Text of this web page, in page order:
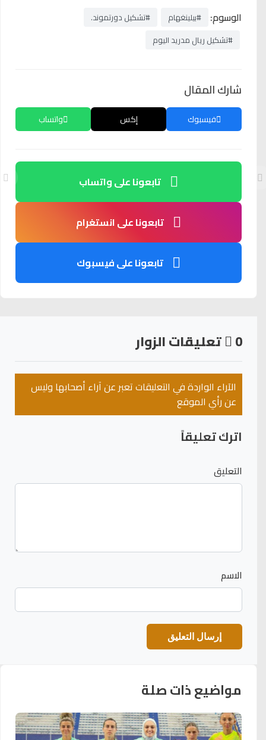
الوسوم: #بيلينغهام
#تشكيل دورتموند.
#تشكيل ريال مدريد اليوم
شارك المقال
فيسبوك إكس واتساب
تابعونا على واتساب
تابعونا على انستغرام
تابعونا على فيسبوك
0 تعليقات الزوار
الآراء الواردة في التعليقات تعبر عن آراء أصحابها وليس
عن رأي الموقع
اترك تعليقاً
التعليق
الاسم
مواضيع ذات صلة